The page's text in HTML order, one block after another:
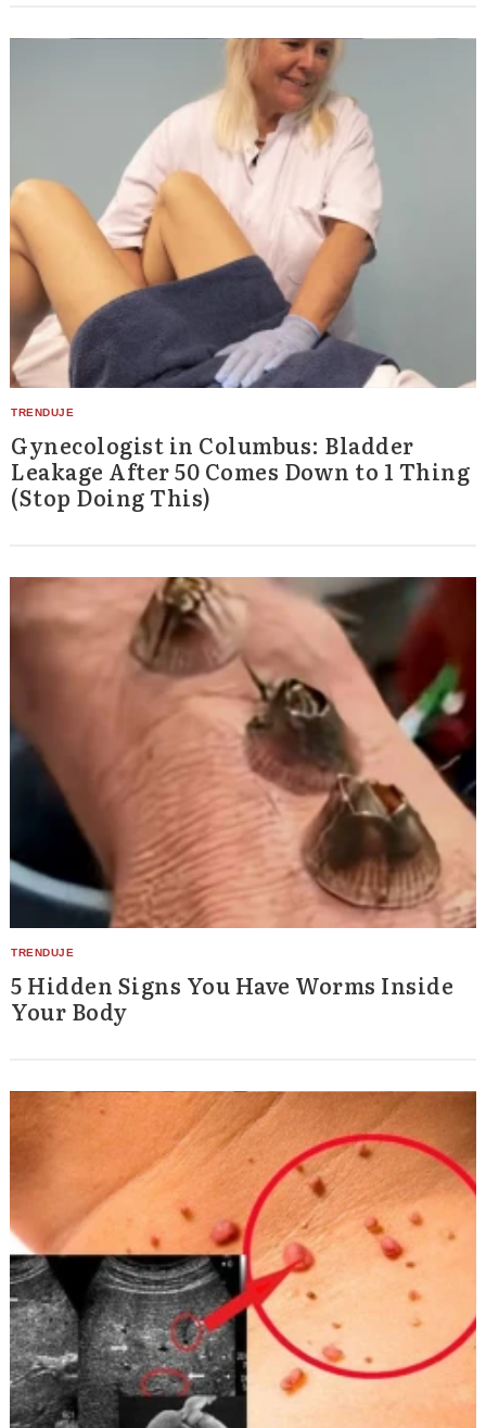
Gynecologist in Columbus: Bladder
Leakage After 50 Comes Down to 1 Thing
(Stop Doing This)
5 Hidden Signs You Have Worms Inside
Your Body